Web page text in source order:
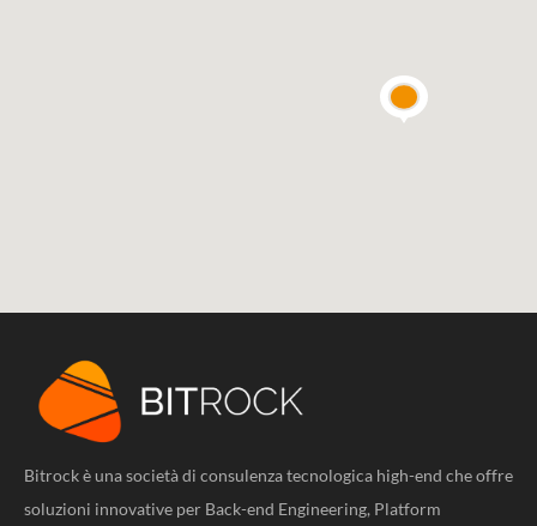
Bitrock è una società di consulenza tecnologica high-end che offre
soluzioni innovative per Back-end Engineering, Platform